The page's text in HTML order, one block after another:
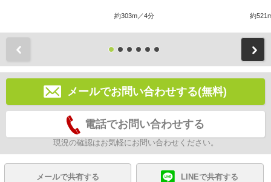
約303m／4分 約
メールでお問い合わせする(無料)
電話でお問い合わせする
現況の確認はお気軽にお問い合わせください。
メールで共有する LINEで共有する